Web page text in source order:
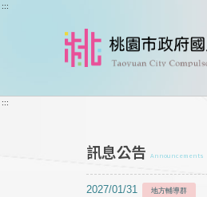
跳到主要內容
:::
:::
訊息公告 Announcements
2027/01/31 地方輔導群